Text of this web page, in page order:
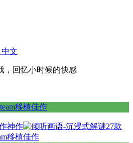
中文
，回忆小时候的快感
27款
移植佳作